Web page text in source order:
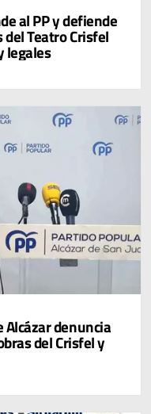
al PP y defiende
Teatro Crisfel
legales
Alcázar denuncia
del Crisfel y